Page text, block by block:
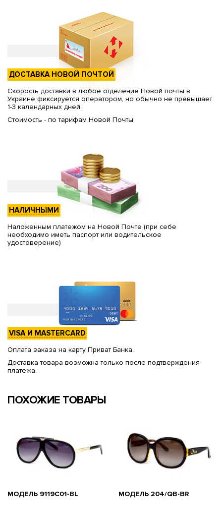
ДОСТАВКА НОВОЙ ПОЧТОЙ
Скорость доставки в любое отделение Новой почты в
Украине фиксируется оператором, но обычно не превышает
1-3 календарных дней.
Стоимость - по тарифам Новой Почты.
НАЛИЧНЫМИ
Наложенным платежом на Новой Почте (при себе
необходимо иметь паспорт или водительское
удостоверение)
VISA И MASTERCARD
Оплата заказа на карту Приват Банка.
Доставка товара возможна только после подтверждения
платежа.
ПОХОЖИЕ ТОВАРЫ
МОДЕЛЬ 9119С01-BL МОДЕЛЬ 204/QB-BR